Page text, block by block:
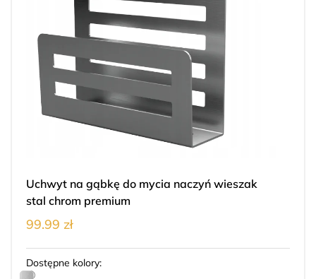
Uchwyt na gąbkę do mycia naczyń wieszak
stal chrom premium
99.99 zł
Dostępne kolory: